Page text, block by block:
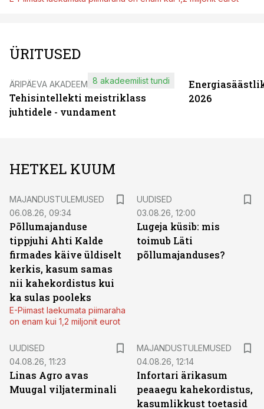
ÜRITUSED
ÄRIPÄEVA AKADEEMIA
Tehisintellekti meistriklass
juhtidele - vundament
8 akadeemilist tundi
2026
HETKEL KUUM
MAJANDUSTULEMUSED
06.08.26, 09:34
Põllumajanduse
tippjuhi Ahti Kalde
firmades käive üldiselt
kerkis, kasum samas
nii kahekordistus kui
ka sulas pooleks
E-Piimast laekumata piimaraha
on enam kui 1,2 miljonit eurot
UUDISED
03.08.26, 12:00
Lugeja küsib: mis
toimub Läti
põllumajanduses?
UUDISED
04.08.26, 11:23
Linas Agro avas
Muugal viljaterminali
MAJANDUSTULEMUSED
04.08.26, 12:14
Infortari ärikasum
peaaegu kahekordistus,
kasumlikkust toetasid